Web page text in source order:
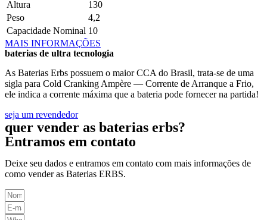
Altura
130
Peso
4,2
Capacidade Nominal 10
MAIS INFORMAÇÕES
baterias de ultra tecnologia
As Baterias Erbs possuem o maior CCA do Brasil, trata-se de uma
sigla para Cold Cranking Ampère — Corrente de Arranque a Frio,
ele indica a corrente máxima que a bateria pode fornecer na partida!
seja um revendedor
quer vender as baterias erbs?
Entramos em contato
Deixe seu dados e entramos em contato com mais informações de
como vender as Baterias ERBS.